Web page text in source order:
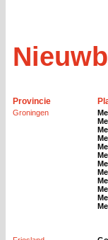
Provincie
Groningen